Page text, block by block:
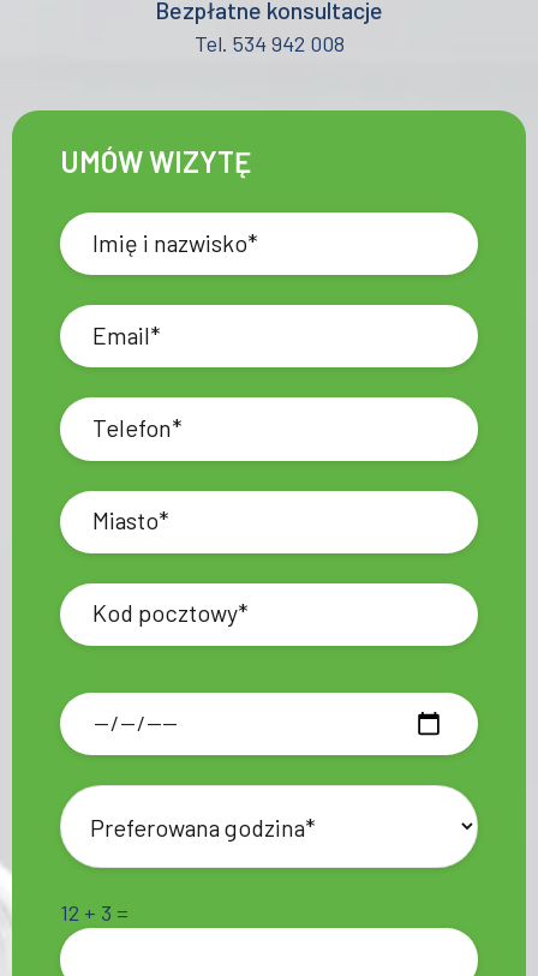
Bezpłatne konsultacje
Tel. 534 942 008
UMÓW WIZYTĘ
12 + 3 =